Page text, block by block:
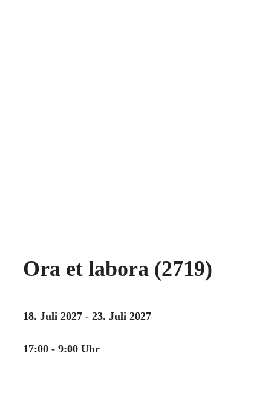
Ora et labora (2719)
18. Juli 2027 - 23. Juli 2027
17:00 - 9:00 Uhr